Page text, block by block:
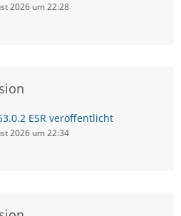
2026 um 22:28
ESR veröffentlicht
2026 um 22:34